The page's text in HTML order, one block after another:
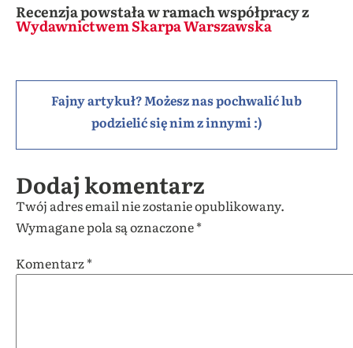
Recenzja powstała w ramach współpracy z
Wydawnictwem Skarpa Warszawska
Fajny artykuł? Możesz nas pochwalić lub
podzielić się nim z innymi :)
Dodaj komentarz
Twój adres email nie zostanie opublikowany.
Wymagane pola są oznaczone*
Komentarz*